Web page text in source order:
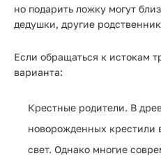
но подарить ложку могут
дедушки, другие
Если обращаться к истокам
варианта:
Крестные родители. В
новорожденных крестили
свет. Однако многие